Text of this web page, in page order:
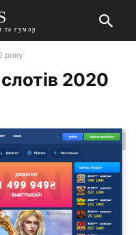
та гумор
року
2020